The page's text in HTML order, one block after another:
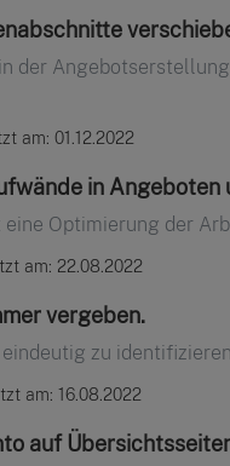
der
am: 01.12.2022
in Angeboten
Optimierung der
am: 22.08.2022
vergeben.
zu
am: 16.08.2022
auf